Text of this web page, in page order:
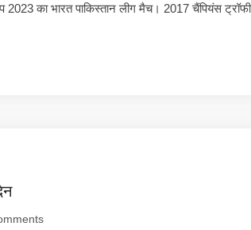
2023 का भारत पाकिस्तान लीग मैच। 2017 चैंपियंस